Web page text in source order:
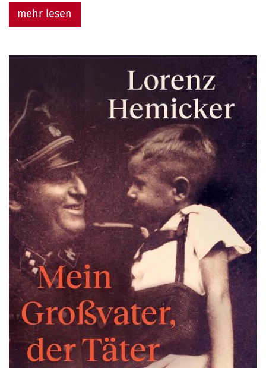
mehr lesen